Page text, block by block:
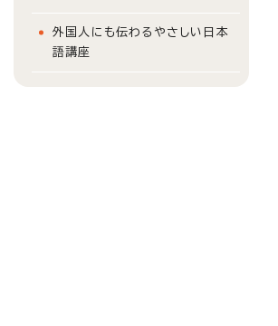
外国人にも伝わるやさしい日本
語講座